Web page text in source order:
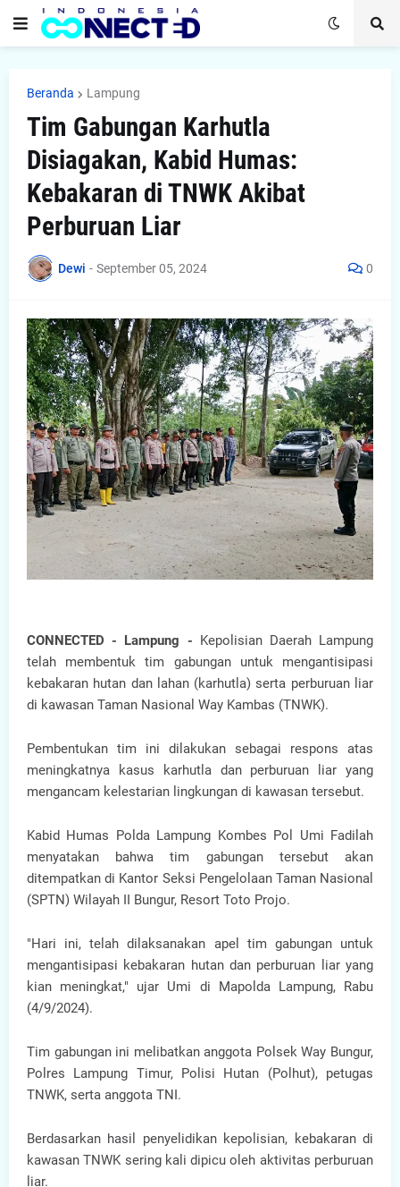
Beranda Lampung
Tim Gabungan Karhutla
Disiagakan, Kabid Humas:
Kebakaran di TNWK Akibat
Perburuan Liar
Dewi - September 05, 2024 0
CONNECTED - Lampung - Kepolisian Daerah Lampung
telah membentuk tim gabungan untuk mengantisipasi
kebakaran hutan dan lahan (karhutla) serta perburuan liar
di kawasan Taman Nasional Way Kambas (TNWK).
Pembentukan tim ini dilakukan sebagai respons atas
meningkatnya kasus karhutla dan perburuan liar yang
mengancam kelestarian lingkungan di kawasan tersebut.
Kabid Humas Polda Lampung Kombes Pol Umi Fadilah
menyatakan bahwa tim gabungan tersebut akan
ditempatkan di Kantor Seksi Pengelolaan Taman Nasional
(SPTN) Wilayah II Bungur, Resort Toto Projo.
"Hari ini, telah dilaksanakan apel tim gabungan untuk
mengantisipasi kebakaran hutan dan perburuan liar yang
kian meningkat," ujar Umi di Mapolda Lampung, Rabu
(4/9/2024).
Tim gabungan ini melibatkan anggota Polsek Way Bungur,
Polres Lampung Timur, Polisi Hutan (Polhut), petugas
TNWK, serta anggota TNI.
Berdasarkan hasil penyelidikan kepolisian, kebakaran di
kawasan TNWK sering kali dipicu oleh aktivitas perburuan
liar.